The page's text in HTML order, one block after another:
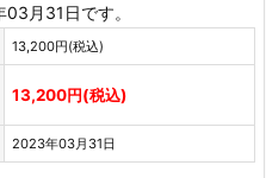
月31日です。
13,200円(税込)
13,200円(税込)
2023年03月31日